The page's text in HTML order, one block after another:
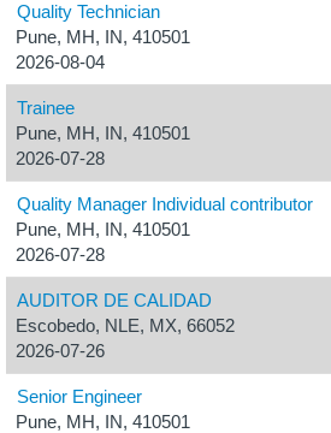
Quality Technician
Pune, MH, IN, 410501
2026-08-04
Trainee
Pune, MH, IN, 410501
2026-07-28
Quality Manager Individual contributor
Pune, MH, IN, 410501
2026-07-28
AUDITOR DE CALIDAD
Escobedo, NLE, MX, 66052
2026-07-26
Senior Engineer
Pune, MH, IN, 410501